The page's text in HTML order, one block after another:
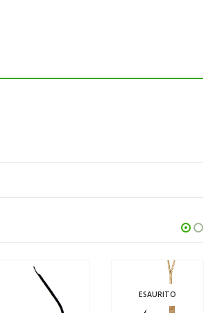
ESAURITO